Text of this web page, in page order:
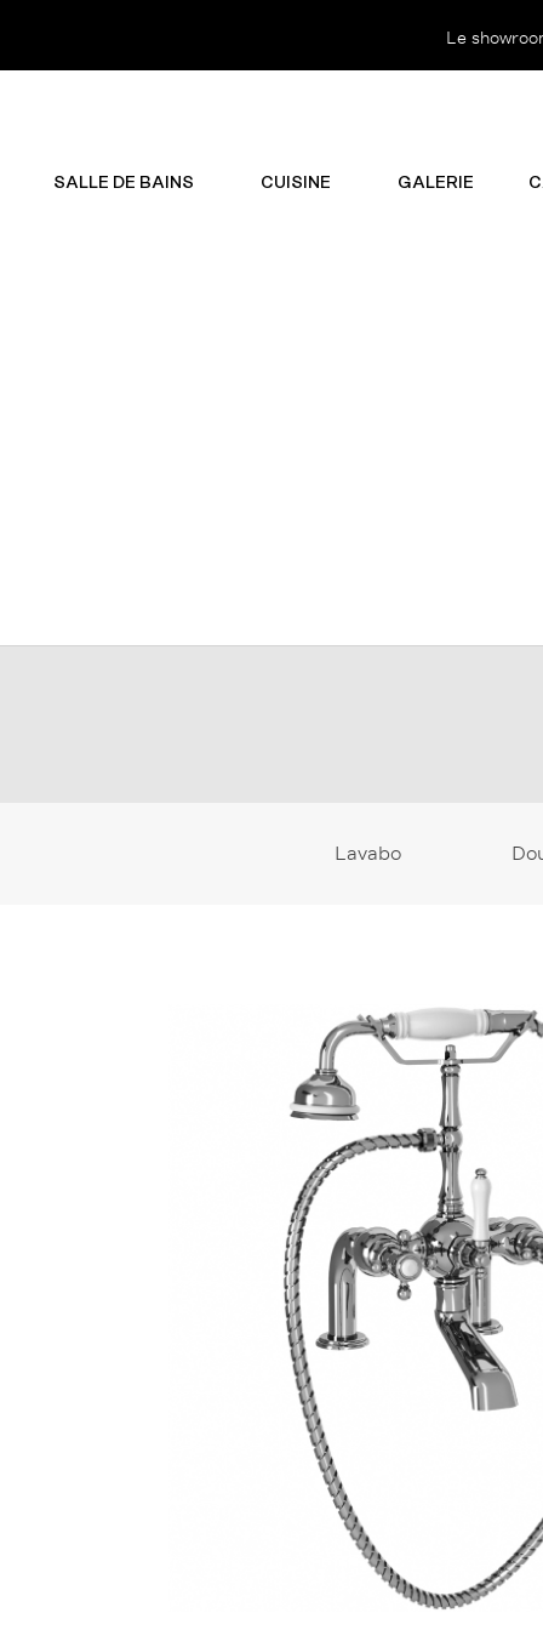
Le
SALLE DE BAINS CUISINE GALERIE
Lavabo